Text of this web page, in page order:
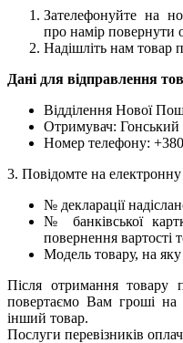
Зателефонуйте на
про намір повернути
Надішліть нам товар
Дані для відправлення
Відділення Нової
Отримувач:
Номер телефону:
3. Повідомте на
№ декларації
№ банківської
повернення вартості
Модель товару, на яку
Після отримання товару
повертаємо Вам гроші на
інший товар.
Послуги перевізників